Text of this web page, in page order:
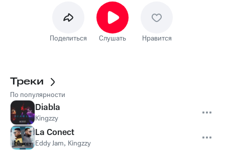
Поделиться Слушать Нравится
Треки
По популярности
Diabla
Kingzzy
La Conect
Eddy Jam, Kingzzy